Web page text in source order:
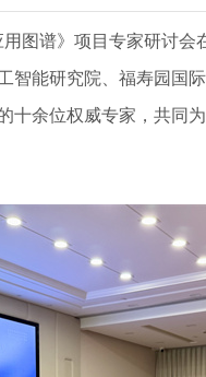
图谱》项目专家研讨
智能研究院、福寿园国
十余位权威专家，共同